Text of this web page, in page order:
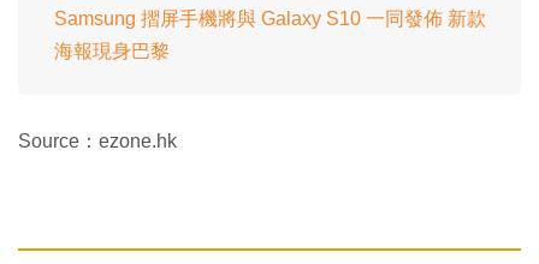
Samsung 摺屏手機將與 Galaxy S10 一同發佈 新款
海報現身巴黎
Source：ezone.hk